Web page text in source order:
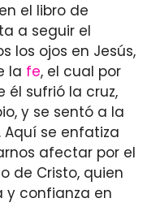
el libro de
a seguir el
los ojos en Jesús,
la fe, el cual por
él sufrió la cruz,
y se sentó a la
Aquí se enfatiza
afectar por el
de Cristo, quien
y confianza en